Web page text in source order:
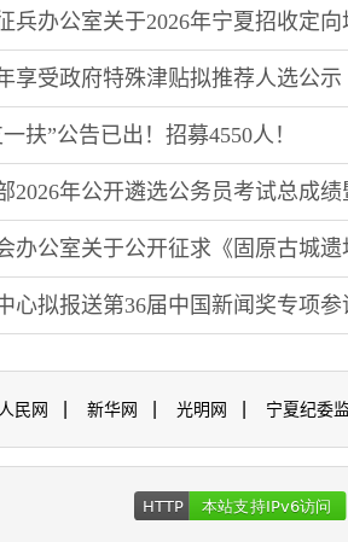
兵办公室关于2026年宁夏招收定
享受政府特殊津贴拟推荐人选公示
扶”公告已出！招募4550人！
2026年公开遴选公务员考试总成
办公室关于公开征求《固原古城
心拟报送第36届中国新闻奖专项
人民网 新华网 光明网 宁夏纪委